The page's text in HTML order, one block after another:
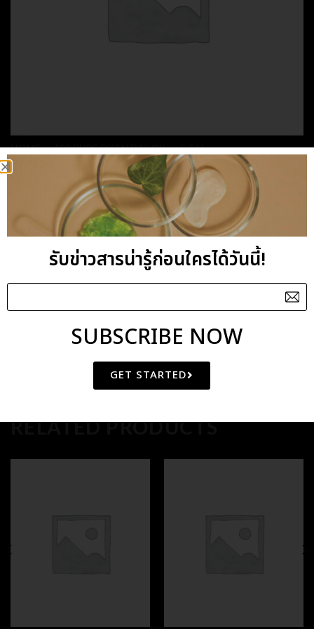
HOME / 100 PURE ESSENTIAL OIL / S-T-U
TURMERIC ESSENTIAL
OIL
RELATED PRODUCTS
รับข่าวสารน่ารู้ก่อนใครได้วันนี้!
SUBSCRIBE NOW
GET STARTED